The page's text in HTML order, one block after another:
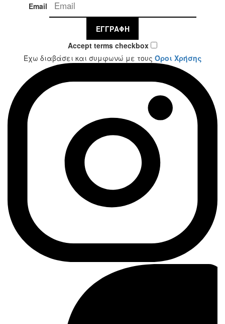
Email
ΕΓΓΡΑΦΉ
Accept terms checkbox
Έχω διαβάσει και συμφωνώ με τους Όροι Χρήσης